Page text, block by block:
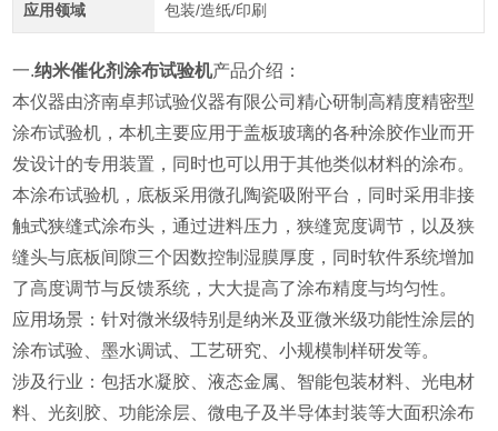
应用领域 包装/造纸/印刷
一.纳米催化剂涂布试验机产品介绍：
本仪器由济南卓邦试验仪器有限公司精心研制高精度精密型
涂布试验机，本机主要应用于盖板玻璃的各种涂胶作业而开
发设计的专用装置，同时也可以用于其他类似材料的涂布。
本涂布试验机，底板采用微孔陶瓷吸附平台，同时采用非接
触式狭缝式涂布头，通过进料压力，狭缝宽度调节，以及狭
缝头与底板间隙三个因数控制湿膜厚度，同时软件系统增加
了高度调节与反馈系统，大大提高了涂布精度与均匀性。
应用场景：针对微米级特别是纳米及亚微米级功能性涂层的
涂布试验、墨水调试、工艺研究、小规模制样研发等。
涉及行业：包括水凝胶、液态金属、智能包装材料、光电材
料、光刻胶、功能涂层、微电子及半导体封装等大面积涂布